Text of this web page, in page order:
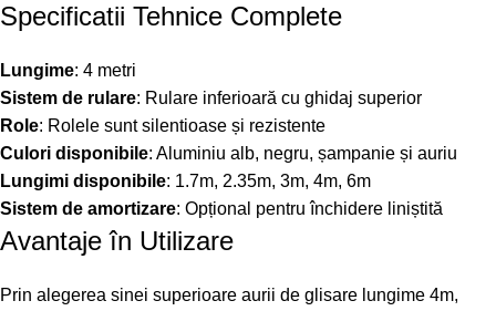
Specificatii Tehnice Complete
Lungime: 4 metri
Sistem de rulare: Rulare inferioară cu ghidaj superior
Role: Rolele sunt silentioase și rezistente
Culori disponibile: Aluminiu alb, negru, șampanie și auriu
Lungimi disponibile: 1.7m, 2.35m, 3m, 4m, 6m
Sistem de amortizare: Opțional pentru închidere liniștită
Avantaje în Utilizare
Prin alegerea sinei superioare aurii de glisare lungime 4m,